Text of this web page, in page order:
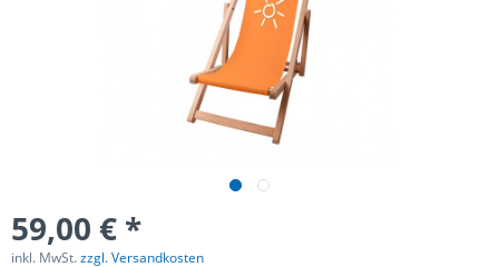
59,00 € *
inkl. MwSt.zzgl. Versandkosten